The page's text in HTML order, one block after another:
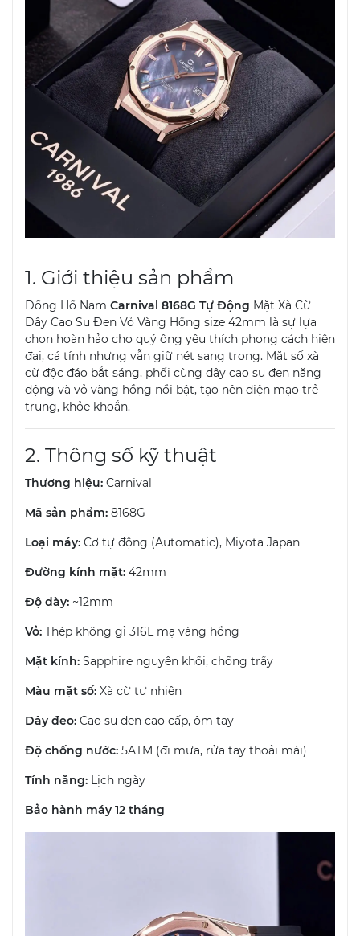
1. Giới thiệu sản phẩm
Đồng Hồ Nam Carnival 8168G Tự Động Mặt Xà Cừ
Dây Cao Su Đen Vỏ Vàng Hồng size 42mm là sự lựa
chọn hoàn hảo cho quý ông yêu thích phong cách hiện
đại, cá tính nhưng vẫn giữ nét sang trọng. Mặt số xà
cừ độc đáo bắt sáng, phối cùng dây cao su đen năng
động và vỏ vàng hồng nổi bật, tạo nên diện mạo trẻ
trung, khỏe khoắn.
2. Thông số kỹ thuật
Thương hiệu: Carnival
Mã sản phẩm: 8168G
Loại máy: Cơ tự động (Automatic), Miyota Japan
Đường kính mặt: 42mm
Độ dày: ~12mm
Vỏ: Thép không gỉ 316L mạ vàng hồng
Mặt kính: Sapphire nguyên khối, chống trầy
Màu mặt số: Xà cừ tự nhiên
Dây đeo: Cao su đen cao cấp, ôm tay
Độ chống nước: 5ATM (đi mưa, rửa tay thoải mái)
Tính năng: Lịch ngày
Bảo hành máy 12 tháng